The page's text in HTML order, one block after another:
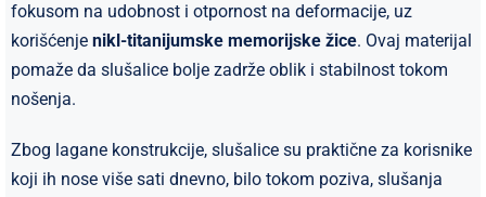
fokusom na udobnost i otpornost na deformacije, uz
korišćenje nikl-titanijumske memorijske žice. Ovaj materijal
pomaže da slušalice bolje zadrže oblik i stabilnost tokom
nošenja.
Zbog lagane konstrukcije, slušalice su praktične za korisnike
koji ih nose više sati dnevno, bilo tokom poziva, slušanja